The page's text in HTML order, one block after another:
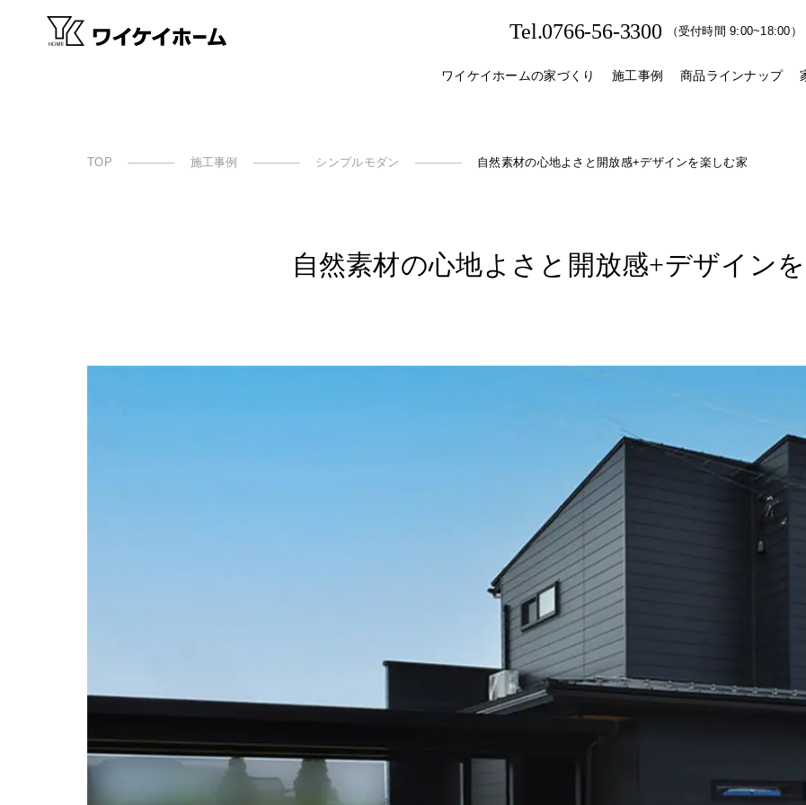
Tel.0766-56-3300 （受付時間 9:00~18:00）
ワイケイホームの家づくり 施工事例 商品ラインナップ
TOP 施工事例 シンプルモダン 自然素材の心地よさと開放感+デザインを楽しむ家
自然素材の​心地よさと​開放感+デザイン